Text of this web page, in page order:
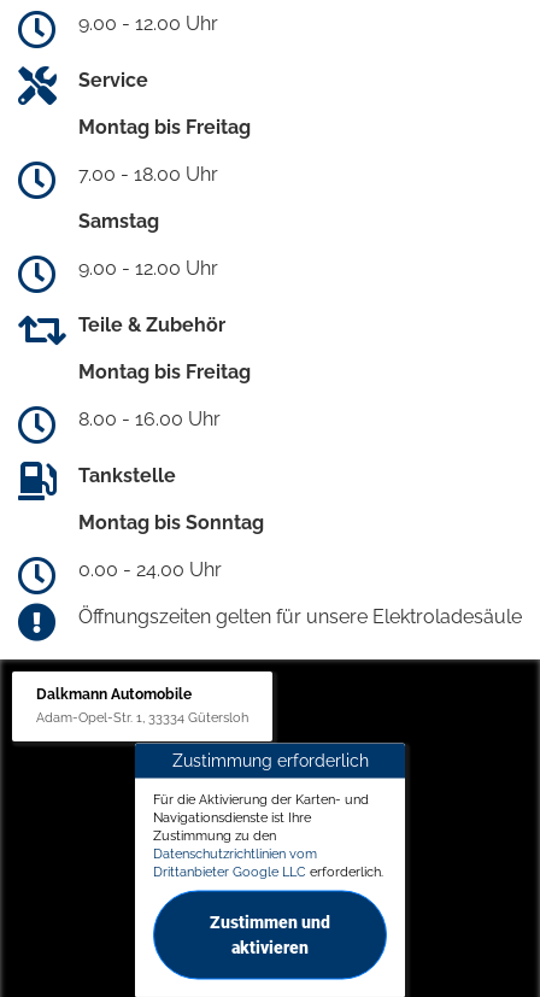
9.00 - 12.00 Uhr
Service
Montag bis Freitag
7.00 - 18.00 Uhr
Samstag
9.00 - 12.00 Uhr
Teile & Zubehör
Montag bis Freitag
8.00 - 16.00 Uhr
Tankstelle
Montag bis Sonntag
0.00 - 24.00 Uhr
Öffnungszeiten gelten für unsere Elektroladesäule
Dalkmann Automobile
Adam-Opel-Str. 1, 33334 Gütersloh
Zustimmung erforderlich
Für die Aktivierung der Karten- und
Navigationsdienste ist Ihre
Zustimmung zu den
Datenschutzrichtlinien vom
Drittanbieter Google LLC erforderlich.
Zustimmen und
aktivieren